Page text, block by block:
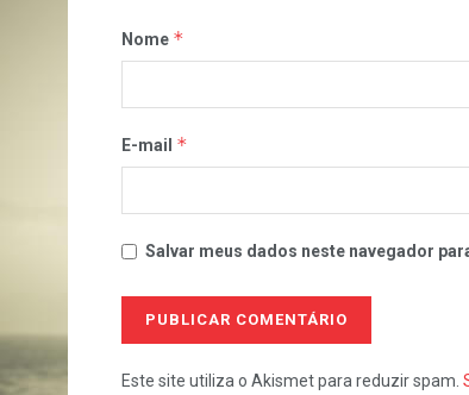
Nome *
E-mail *
Salvar meus dados neste navegador
Este site utiliza o Akismet para reduzir spam.